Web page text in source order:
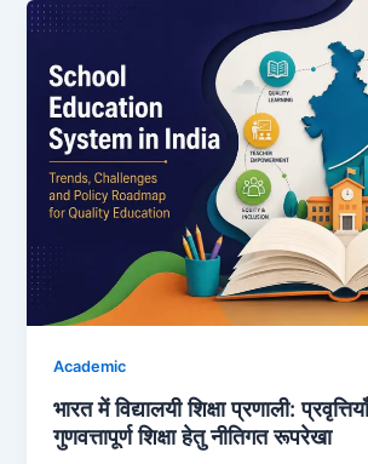
Academic
भारत में विद्यालयी शिक्षा प्रणाली:
गुणवत्तापूर्ण शिक्षा हेतु नीतिगत रूपरेखा